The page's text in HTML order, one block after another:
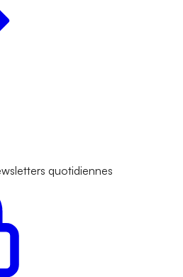
quotidiennes